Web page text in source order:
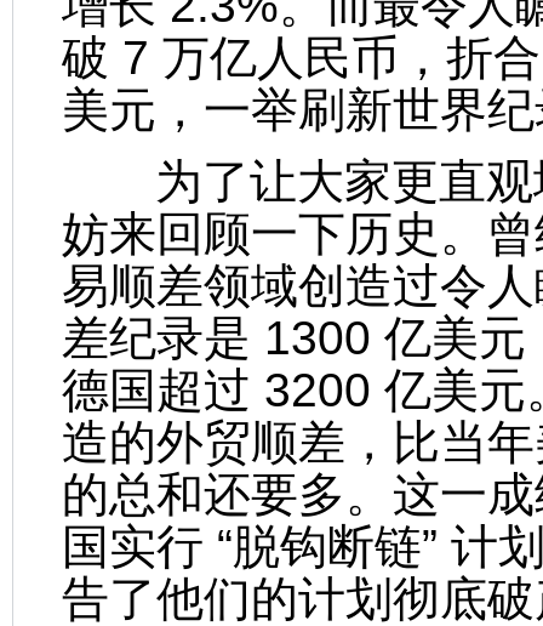
破 7 万亿人民币，折
美元，一举刷新世界
为了让大家更直观
妨来回顾一下历史。
易顺差领域创造过令
差纪录是 1300 亿美
德国超过 3200 亿美
造的外贸顺差，比当
的总和还要多。这一
国实行 “脱钩断链” 计
告了他们的计划彻底